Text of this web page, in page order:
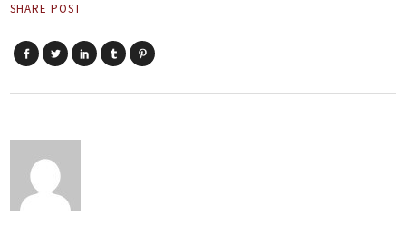
SHARE POST